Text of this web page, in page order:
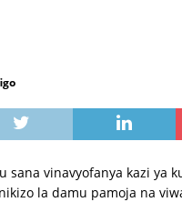
sana vinavyofanya kazi ya
la damu pamoja na